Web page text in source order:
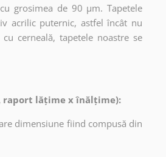
grosimea de 90 µm. Tapetele
acrilic puternic, astfel încât nu
cerneală, tapetele noastre se
raport lățime x înălțime):
dimensiune fiind compusă din